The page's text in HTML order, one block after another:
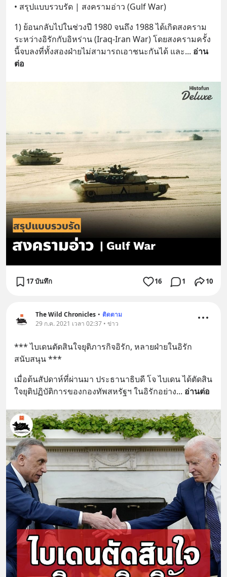
• สรุปแบบรวบรัด | สงครามอ่าว (Gulf War)
1) ย้อนกลับไปในช่วงปี 1980 จนถึง 1988 ได้เกิดสงคราม
ระหว่างอิรักกับอิหร่าน (Iraq-Iran War) โดยสงครามครั้ง
นี้จบลงที่ทั้งสองฝ่ายไม่สามารถเอาชนะกันได้ และ... อ่าน
ต่อ
17 บันทึก 16 1 10
The Wild Chronicles • ติดตาม
29 ก.ค. 2021 เวลา 02:37 • ข่าว
*** ไบเดนตัดสินใจยุติภารกิจอิรัก, หลายฝ่ายในอิรัก
สนับสนุน ***
เมื่อต้นสัปดาห์ที่ผ่านมา ประธานาธิบดี โจ ไบเดน ได้ตัดสิน
ใจยุติปฏิบัติการของกองทัพสหรัฐฯ ในอิรักอย่าง... อ่านต่อ